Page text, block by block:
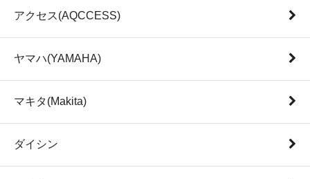
アクセス(AQCCESS)
ヤマハ(YAMAHA)
マキタ(Makita)
ダイシン